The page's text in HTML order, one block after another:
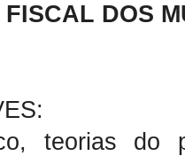
DOS
teorias do